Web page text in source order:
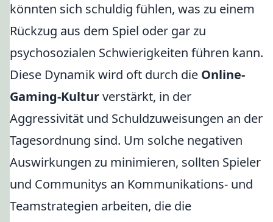
könnten sich schuldig fühlen, was zu einem
Rückzug aus dem Spiel oder gar zu
psychosozialen Schwierigkeiten führen kann.
Diese Dynamik wird oft durch die Online-
Gaming-Kulturverstärkt, in der
Aggressivität und Schuldzuweisungen an der
Tagesordnung sind. Um solche negativen
Auswirkungen zu minimieren, sollten Spieler
und Communitys an Kommunikations- und
Teamstrategien arbeiten, die die